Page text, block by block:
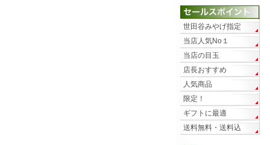
世田谷みやげ指定
当店人気No１
当店の目玉
店長おすすめ
人気商品
限定！
ギフトに最適
送料無料・送料込